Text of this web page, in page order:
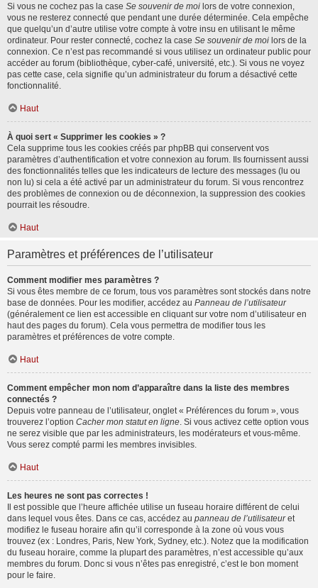
Si vous ne cochez pas la case Se souvenir de moi lors de votre connexion,
vous ne resterez connecté que pendant une durée déterminée. Cela empêche
que quelqu’un d’autre utilise votre compte à votre insu en utilisant le même
ordinateur. Pour rester connecté, cochez la case Se souvenir de moi lors de la
connexion. Ce n’est pas recommandé si vous utilisez un ordinateur public pour
accéder au forum (bibliothèque, cyber-café, université, etc.). Si vous ne voyez
pas cette case, cela signifie qu’un administrateur du forum a désactivé cette
fonctionnalité.
Haut
À quoi sert « Supprimer les cookies » ?
Cela supprime tous les cookies créés par phpBB qui conservent vos
paramètres d’authentification et votre connexion au forum. Ils fournissent aussi
des fonctionnalités telles que les indicateurs de lecture des messages (lu ou
non lu) si cela a été activé par un administrateur du forum. Si vous rencontrez
des problèmes de connexion ou de déconnexion, la suppression des cookies
pourrait les résoudre.
Haut
Paramètres et préférences de l’utilisateur
Comment modifier mes paramètres ?
Si vous êtes membre de ce forum, tous vos paramètres sont stockés dans notre
base de données. Pour les modifier, accédez au Panneau de l’utilisateur
(généralement ce lien est accessible en cliquant sur votre nom d’utilisateur en
haut des pages du forum). Cela vous permettra de modifier tous les
paramètres et préférences de votre compte.
Haut
Comment empêcher mon nom d’apparaître dans la liste des membres
connectés ?
Depuis votre panneau de l’utilisateur, onglet « Préférences du forum », vous
trouverez l’option Cacher mon statut en ligne. Si vous activez cette option vous
ne serez visible que par les administrateurs, les modérateurs et vous-même.
Vous serez compté parmi les membres invisibles.
Haut
Les heures ne sont pas correctes !
Il est possible que l’heure affichée utilise un fuseau horaire différent de celui
dans lequel vous êtes. Dans ce cas, accédez au panneau de l’utilisateuret
modifiez le fuseau horaire afin qu’il corresponde à la zone où vous vous
trouvez (ex : Londres, Paris, New York, Sydney, etc.). Notez que la modification
du fuseau horaire, comme la plupart des paramètres, n’est accessible qu’aux
membres du forum. Donc si vous n’êtes pas enregistré, c’est le bon moment
pour le faire.